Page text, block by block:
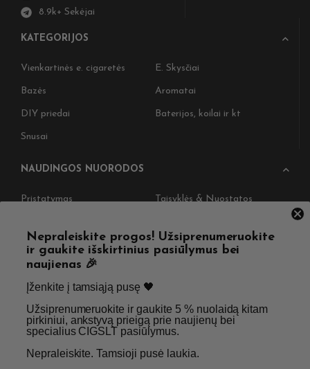
8.9k+ Sekėjai
KATEGORIJOS
Vienkartinės e. cigaretės E. Skysčiai
Bazės Aromatai
DIY priedai Baterijos, koilai ir kt
Snusai
NAUDINGOS NUORODOS
Pristatymas Taisyklės & Nuostatos
Straipsniai Apie Mus
Kontaktai
SKIRTA TIK SUAUGUSIEMS NIKOTINO VARTOTOJAMS.
NETURĖTUMĖTE NAUDOTI ŠIŲ PRODUKTŲ, JEI NEVARTOJATE
NIKOTINO.
Nepraleiskite progos! Užsiprenumeruokite
ir gaukite išskirtinius pasiūlymus bei
naujienas 🎉
Įženkite į tamsiąją pusę 🖤 ​
Užsiprenumeruokite ir gaukite 5 % nuolaidą kitam
pirkiniui, ankstyvą prieigą prie naujienų bei
specialius CIGSLT pasiūlymus. ​
Nepraleiskite. Tamsioji pusė laukia.